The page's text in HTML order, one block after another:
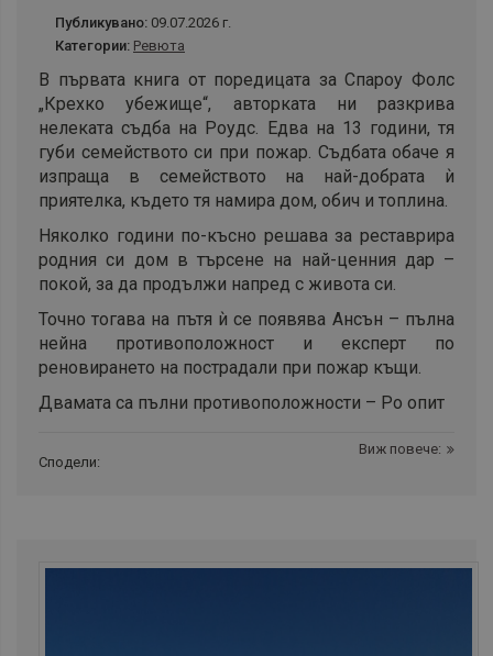
Публикувано: 09.07.2026 г.
Категории: Ревюта
В първата книга от поредицата за Спароу Фолс
„Крехко убежище“, авторката ни разкрива
нелеката съдба на Роудс. Едва на 13 години, тя
губи семейството си при пожар Съдбата обаче я
изпраща в семейството на най-добрата ѝ
приятелка, където тя намира дом, обич и топлина.
Няколко години по-късно решава за реставрира
родния си дом в търсене на най-ценния дар –
покой, за да продължи напред с живота си.
Точно тогава на пътя ѝ се появява Ансън – пълна
нейна противоположност и експерт по
реновирането на пострадали при пожар къщи.
Двамата са пълни противоположности – Ро опит
Виж повече:
Сподели: